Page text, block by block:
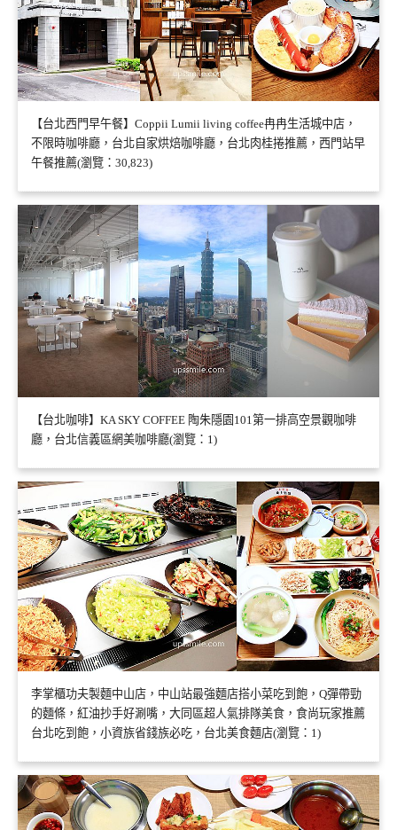
【台北西門早午餐】Coppii Lumii living coffee冉冉生活城中店，
不限時咖啡廳，台北自家烘焙咖啡廳，台北肉桂捲推薦，西門站早
午餐推薦(瀏覽：30,823)
【台北咖啡】KA SKY COFFEE 陶朱隱園101第一排高空景觀咖啡
廳，台北信義區網美咖啡廳(瀏覽：1)
李掌櫃功夫製麵中山店，中山站最強麵店搭小菜吃到飽，Q彈帶勁
的麵條，紅油抄手好涮嘴，大同區超人氣排隊美食，食尚玩家推薦
台北吃到飽，小資族省錢族必吃，台北美食麵店(瀏覽：1)